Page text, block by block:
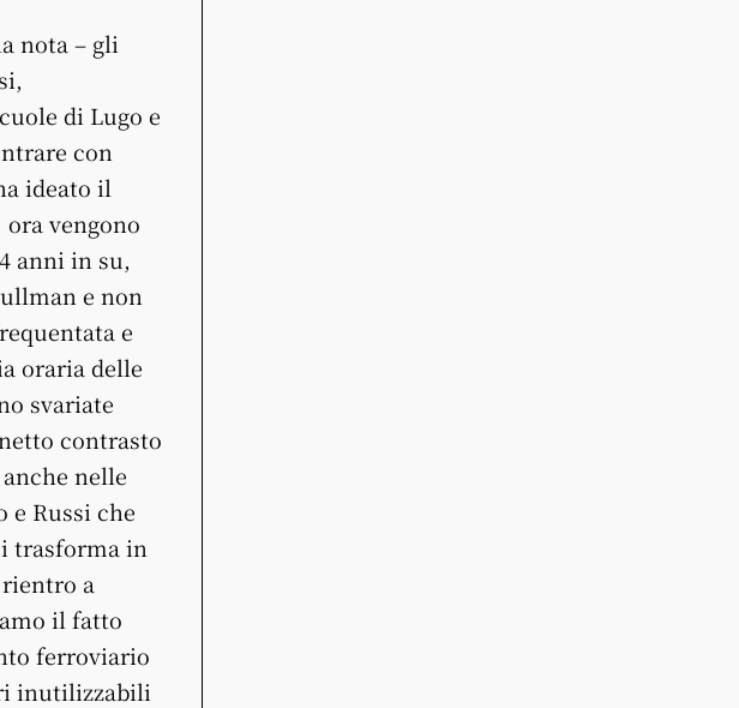
nota – gli
di Lugo e
con
ideato il
vengono
anni in su,
e non
e
oraria delle
svariate
contrasto
nelle
e Russi che
trasforma in
a
il fatto
ferroviario
inutilizzabili